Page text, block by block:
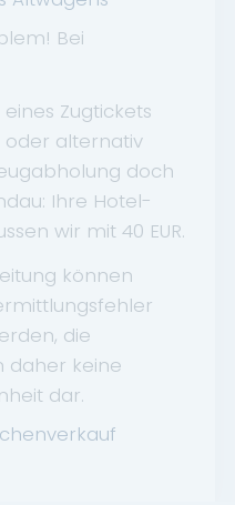
Bei
Zugtickets
oder alternativ
doch
Ihre Hotel-
wir mit 40 EUR.
können
die
daher keine
dar.